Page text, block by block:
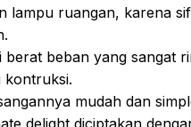
lampu ruangan, karena
berat beban yang sangat
kontruksi.
mudah dan
delight diciptakan